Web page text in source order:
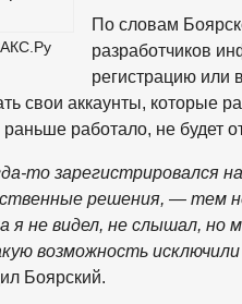
По словам
разработчиков
регистрацию или
свои аккаунты,
раньше работало, не будет
то зарегистрировался
решения, — тем
я не видел, не слышал, но
возможность
Боярский.